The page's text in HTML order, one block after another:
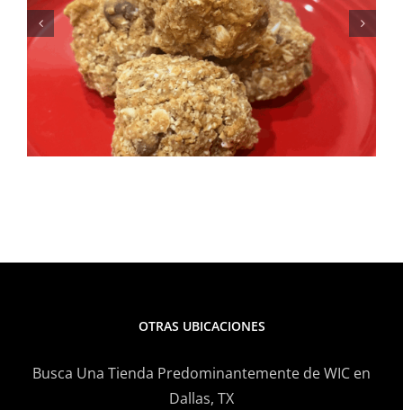
para el verano: Receta de
ensalada de elote y frijoles
negros
OTRAS UBICACIONES
Busca Una Tienda Predominantemente de WIC en
Dallas, TX